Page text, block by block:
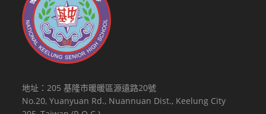
地址：205 基隆市暖暖區源遠路20號
No.20, Yuanyuan Rd., Nuannuan Dist., Keelung City